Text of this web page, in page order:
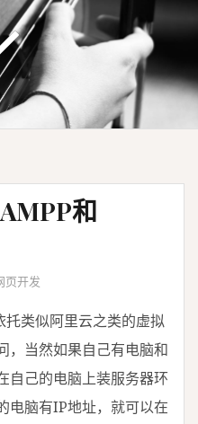
和
页开发
类似阿里云之类的虚拟
，当然如果自己有电脑和
自己的电脑上装服务器环
电脑有IP地址，就可以在